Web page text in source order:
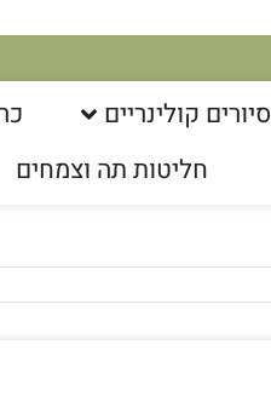
סיורים קולינריים​
חליטות תה וצמחים